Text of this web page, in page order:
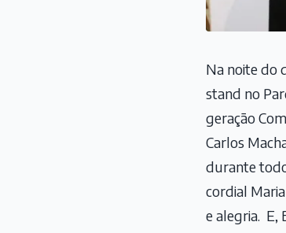
Na noite do
stand no
geração
Carlos
durante
cordial
e alegria. E,